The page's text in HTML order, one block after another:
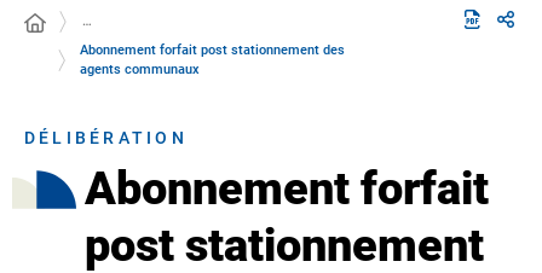
…
Abonnement forfait post stationnement des
agents communaux
DÉLIBÉRATION
Abonnement forfait
post stationnement